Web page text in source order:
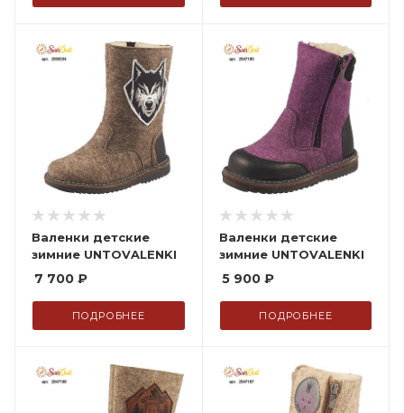
Валенки детские
зимние UNTOVALENKI
7 700 ₽
ПОДРОБНЕЕ
Валенки детские
зимние UNTOVALENKI
5 900₽
ПОДРОБНЕЕ